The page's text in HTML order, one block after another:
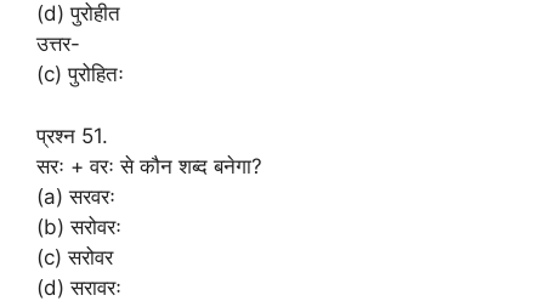
(d) पुरोहीत
उत्तर-
(c) पुरोहितः
प्रश्न 51.
सरः + वरः से कौन शब्द बनेगा?
(a) सरवरः
(b) सरोवरः
(c) सरोवर
(d) सरावरः